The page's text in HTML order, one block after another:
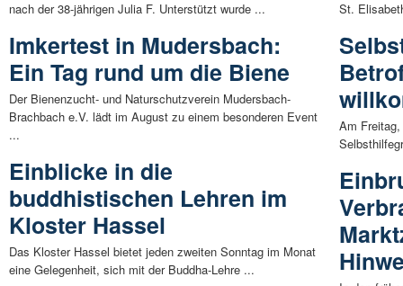
nach der 38-jährigen Julia F. Unterstützt wurde ...
Imkertest in Mudersbach:
Ein Tag rund um die Biene
Der Bienenzucht- und Naturschutzverein Mudersbach-
Brachbach e.V. lädt im August zu einem besonderen Event
...
Einblicke in die
buddhistischen Lehren im
Kloster Hassel
Das Kloster Hassel bietet jeden zweiten Sonntag im Monat
eine Gelegenheit, sich mit der Buddha-Lehre ...
St.
Am